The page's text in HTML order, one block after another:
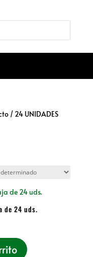
/ 24 UNIDADES
de 24 uds.